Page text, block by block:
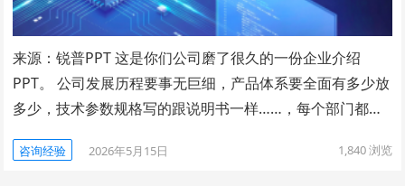
来源：锐普PPT 这是你们公司磨了很久的一份企业介绍
PPT。 公司发展历程要事无巨细，产品体系要全面有多少放
多少，技术参数规格写的跟说明书一样……，每个部门都…
咨询经验 2026年5月15日 1,840浏览